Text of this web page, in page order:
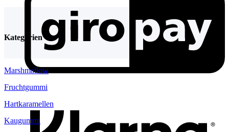
Kategorien
Marshmallow
Fruchtgummi
Hartkaramellen
Kaugummi